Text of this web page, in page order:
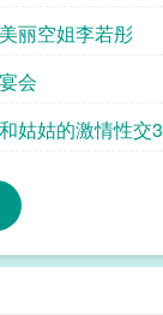
丽空姐李若彤
会
姑姑的激情性交3